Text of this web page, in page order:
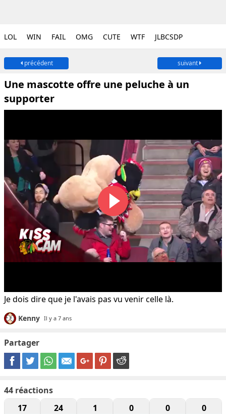
LOL WIN FAIL OMG CUTE WTF JLBCSDP
précédent suivant
Une mascotte offre une peluche à un
supporter
Je dois dire que je l'avais pas vu venir celle là.
Kenny Il y a 7 ans
Partager
44 réactions
17
24 1 0 0 0